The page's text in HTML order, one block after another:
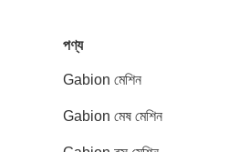
পণ্য
Gabion মেশিন
Gabion মেষ মেশিন